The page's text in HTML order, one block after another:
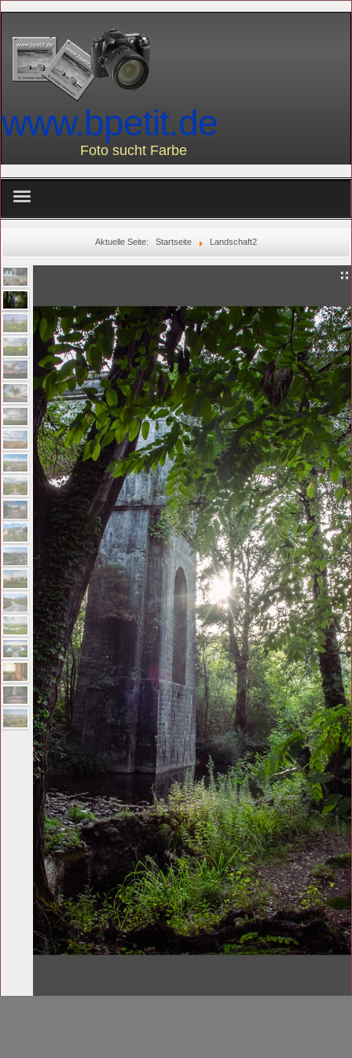
www.bpetit.de
Foto sucht Farbe
über mich
Landschaft2
Am Wasser
Frost
Lost Places
Stillleben
Panorama
Impressum
Portraits
Aktuelle Seite: Startseite Landschaft2